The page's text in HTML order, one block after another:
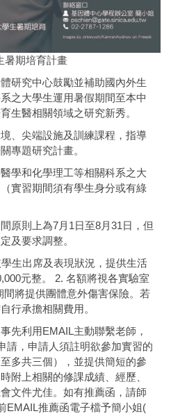
暑期培育計畫
研究中心鼓勵並補助國內外生
之大學生運用暑假期間至本中
生醫相關領域之研究新秀。
、尖端設施及訓練課程，指導
專題研究計畫。
學和化學理工等相關科系之大
實習期間須有學生身分或有綠
原則上為7月1日至8月31日，但
及要求調整。
生出席及表現狀況，提供生活
元整。 2. 名額將視各實驗室
將提供團體意外傷害保險。若
行承擔相關費用。
先利用EMAIL主動聯繫老師，
請，申請人須註明欲參加實習的
多共三個），並提供簡短的參
附上相關的修課成績、經歷、
文件尤佳。如有推薦函，請師
EMAIL推薦函電子檔予簡小姐(